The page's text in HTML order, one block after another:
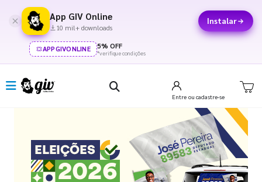
App GIV Online
10 mil+ downloads
Instalar
APPGIVONLINE 5% OFF
*verifique condições
Entre ou cadastre-se